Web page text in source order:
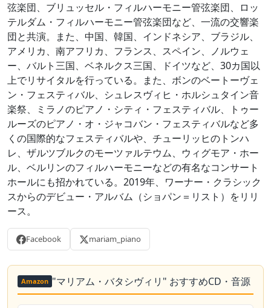
弦楽団、ブリュッセル・フィルハーモニー管弦楽団、ロッ
テルダム・フィルハーモニー管弦楽団など、一流の交響楽
団と共演。また、中国、韓国、インドネシア、ブラジル、
アメリカ、南アフリカ、フランス、スペイン、ノルウェ
ー、バルト三国、ベネルクス三国、ドイツなど、30カ国以
上でリサイタルを行っている。また、ボンのベートーヴェ
ン・フェスティバル、シュレスヴィヒ・ホルシュタイン音
楽祭、ミラノのピアノ・シティ・フェスティバル、トゥー
ルーズのピアノ・オ・ジャコバン・フェスティバルなど多
くの国際的なフェスティバルや、チューリッヒのトンハ
レ、ザルツブルクのモーツァルテウム、ウィグモア・ホー
ル、ベルリンのフィルハーモニーなどの有名なコンサート
ホールにも招かれている。2019年、ワーナー・クラシック
スからのデビュー・アルバム（ショパン＝リスト）をリリ
ース。
Facebook mariam_piano
Amazon "マリアム・バタシヴィリ" おすすめCD・音源